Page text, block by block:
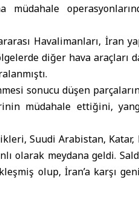
Havalimanları, İran
diğer hava araçları
sonucu düşen
müdahale ettiğini,
Suudi Arabistan, Katar,
olarak meydana geldi.
olup, İran’a karşı